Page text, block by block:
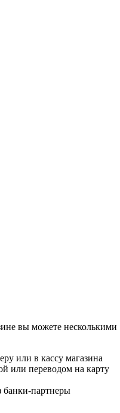
вы можете несколькими
или в кассу магазина
или переводом на карту
банки-партнеры